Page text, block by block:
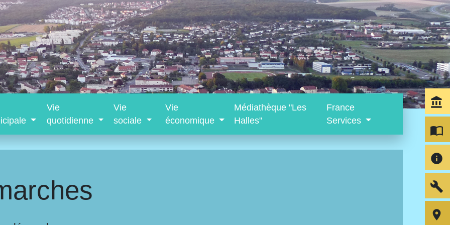
Vie
quotidienne
Vie
sociale
Vie
économique
Médiathèque "Les
Halles"
France
Services
account_balance
import_contacts
info
build
room